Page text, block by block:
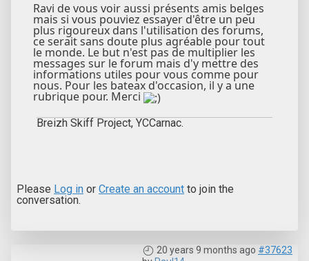
Ravi de vous voir aussi présents amis belges
mais si vous pouviez essayer d'être un peu
plus rigoureux dans l'utilisation des forums,
ce serait sans doute plus agréable pour tout
le monde. Le but n'est pas de multiplier les
messages sur le forum mais d'y mettre des
informations utiles pour vous comme pour
nous. Pour les bateax d'occasion, il y a une
rubrique pour. Merci
Breizh Skiff Project, YCCarnac.
Please Log in or Create an account to join the
conversation.
20 years 9 months ago #37623